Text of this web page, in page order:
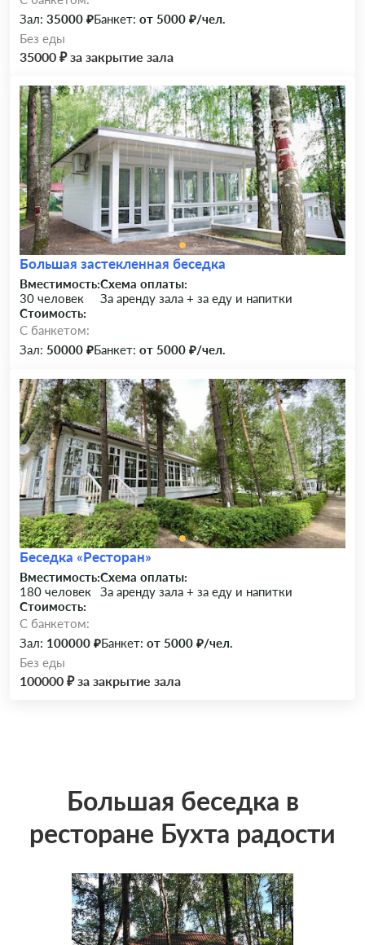
Зал: 35000 ₽Банкет: от 5000 ₽/чел.
Без еды
35000 ₽ за закрытие зала
Большая застекленная беседка
Вместимость:
30 человек
Схема оплаты:
За аренду зала + за еду и напитки
Стоимость:
C банкетом:
Зал: 50000 ₽Банкет: от 5000 ₽/чел.
Беседка «Ресторан»
Вместимость:
180 человек
Схема оплаты:
За аренду зала + за еду и напитки
Стоимость:
C банкетом:
Зал: 100000 ₽Банкет: от 5000 ₽/чел.
Без еды
100000 ₽ за закрытие зала
Большая беседка в
ресторане Бухта радости